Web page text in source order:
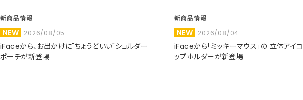
新商品情報
NEW 2026/08/05
iFaceから、お出かけに"ちょうどいい"ショルダー
ポーチが新登場
新商品情報
NEW 2026/08/04
iFaceから「ミッキーマウス」の 立体アイ
ップホルダーが新登場